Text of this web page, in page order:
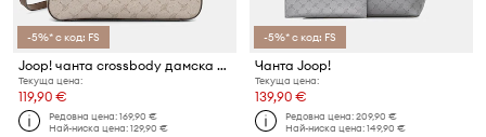
-5%* с код: FS
Joop! чанта crossbody дамска от имитация на кожа Mazzolino Jasmina
Текуща цена:
119,90 €
Редовна цена:169,90 €
Най-ниска цена:129,90 €
-5%* с код: FS
Чанта Joop!
Текуща цена:
139,90 €
Редовна цена:209,90 €
Най-ниска цена:149,90 €